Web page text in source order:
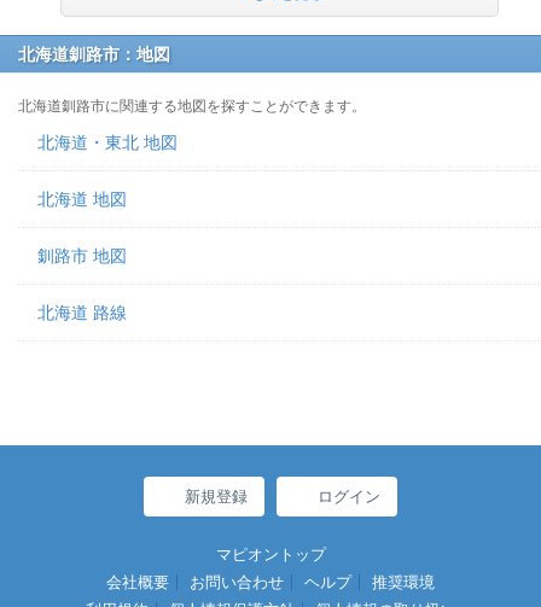
北海道釧路市：地図
北海道釧路市に関連する地図を探すことができます。
北海道・東北 地図
北海道 地図
釧路市 地図
北海道 路線
新規登録 ログイン
マピオントップ
会社概要
お問い合わせ ヘルプ
推奨環境